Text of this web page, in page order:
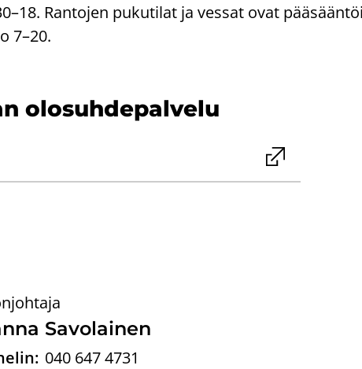
Ran­to­jen pu­ku­ti­lat ja ves­sat ovat
7–20.
olo­suh­de­pal­ve­lu
Sa­vo­lai­nen
040 647 4731